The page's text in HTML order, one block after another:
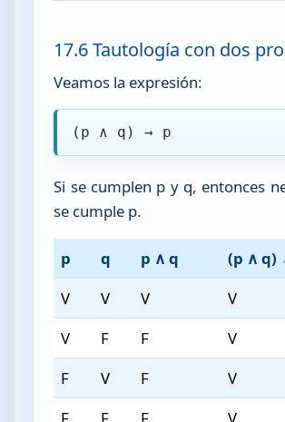
17.6 Tautología con dos
Veamos la expresión:
(p ∧ q) → p
Si se cumplen p y q, entonces
se cumple p.
p q p ∧ q
(p ∧ q)
V
V V
V
V
F F
V
F
V F
V